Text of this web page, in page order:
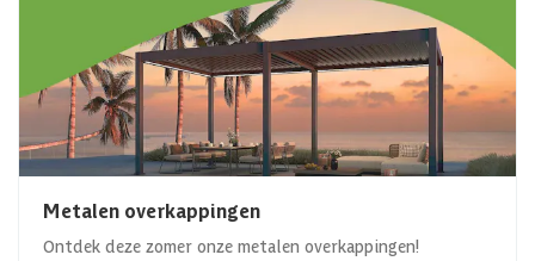
Metalen overkappingen
Ontdek deze zomer onze metalen overkappingen!